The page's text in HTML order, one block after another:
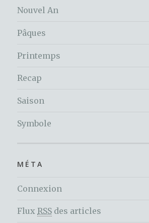
Nouvel An
Pâques
Printemps
Recap
Saison
Symbole
MÉTA
Connexion
Flux RSS des articles